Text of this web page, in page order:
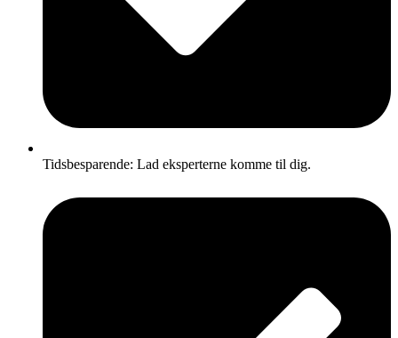
Tidsbesparende: Lad eksperterne komme til dig.